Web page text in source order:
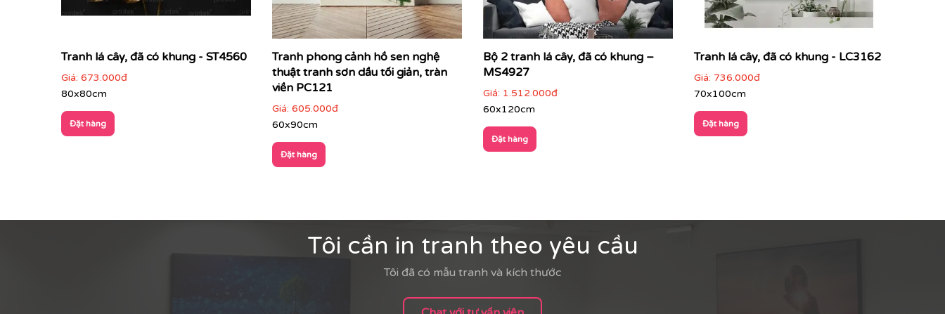
Tranh lá cây, đã có khung - ST4560
Giá: 673.000đ
80x80cm
Đặt hàng
Tranh phong cảnh hồ sen nghệ
thuật tranh sơn dầu tối giản, tràn
viền PC121
Giá: 605.000đ
60x90cm
Đặt hàng
Bộ 2 tranh lá cây, đã có khung –
MS4927
Giá: 1.512.000đ
60x120cm
Đặt hàng
Tranh lá cây, đã có khung - LC3162
Giá: 736.000đ
70x100cm
Đặt hàng
Tôi cần in tranh theo yêu cầu
Tôi đã có mẫu tranh và kích thước